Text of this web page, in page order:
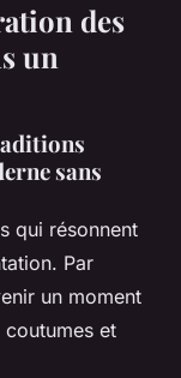
des
un
sans
qui résonnent
Par
un moment
et